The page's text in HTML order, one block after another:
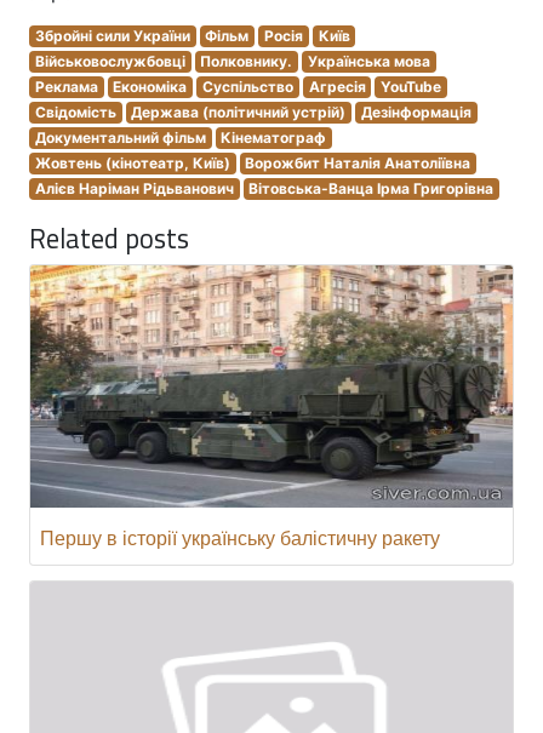
Збройні сили України Фільм Росія
Київ
Військовослужбовці
Полковнику.
Українська мова
Реклама
Економіка Суспільство Агресія
YouTube
Свідомість
Держава (політичний устрій)
Дезінформація
Документальний фільм
Кінематограф
Жовтень (кінотеатр, Київ)
Ворожбит Наталія Анатоліївна
Алієв Наріман Рідьванович
Вітовська-Ванца Ірма Григорівна
Related posts
Першу в історії українську балістичну ракету